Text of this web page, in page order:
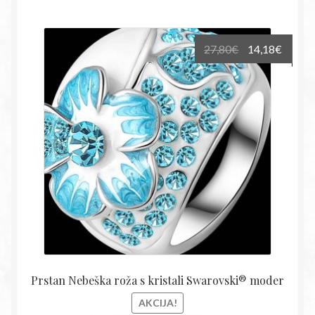
Prstan Nebeška roža s kristali Swarovski® moder
AKCIJA!
27,80€
Izvirna
cena
je
bila:
27,80€.
14,18€
cena